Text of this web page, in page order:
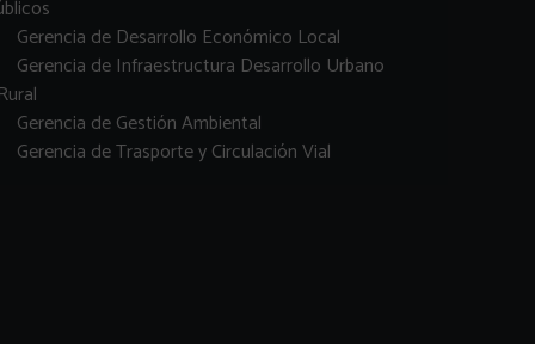
Gerencia de Desarrollo Económico Local
Gerencia de Infraestructura Desarrollo Urbano
Gerencia de Gestión Ambiental
Gerencia de Trasporte y Circulación Vial